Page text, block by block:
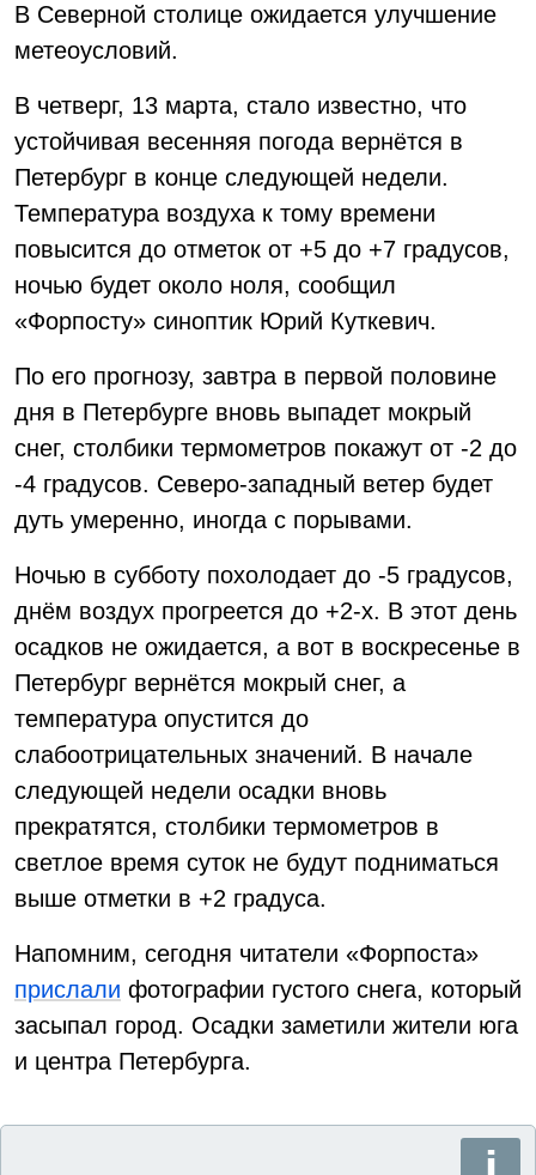
В Северной столице ожидается улучшение
метеоусловий.
В четверг, 13 марта, стало известно, что
устойчивая весенняя погода вернётся в
Петербург в конце следующей недели.
Температура воздуха к тому времени
повысится до отметок от +5 до +7 градусов,
ночью будет около ноля, сообщил
«Форпосту» синоптик Юрий Куткевич.
По его прогнозу, завтра в первой половине
дня в Петербурге вновь выпадет мокрый
снег, столбики термометров покажут от -2 до
-4 градусов. Северо-западный ветер будет
дуть умеренно, иногда с порывами.
Ночью в субботу похолодает до -5 градусов,
днём воздух прогреется до +2-х. В этот день
осадков не ожидается, а вот в воскресенье в
Петербург вернётся мокрый снег, а
температура опустится до
слабоотрицательных значений. В начале
следующей недели осадки вновь
прекратятся, столбики термометров в
светлое время суток не будут подниматься
выше отметки в +2 градуса.
Напомним, сегодня читатели «Форпоста»
прислали фотографии густого снега, который
засыпал город. Осадки заметили жители юга
и центра Петербурга.